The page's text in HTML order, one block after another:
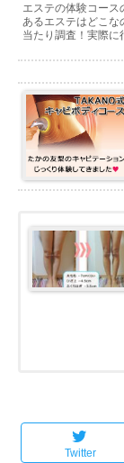
エステの体験コー
あるエステはどこ
当たり調査！実際に
Twitter